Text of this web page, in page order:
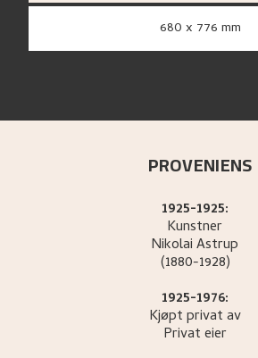
680 x 776 mm
PROVENIENS
1925-1925:
Kunstner
NikolaiAstrup
(1880-1928)
1925-1976:
Kjøpt privat av
Privat eier